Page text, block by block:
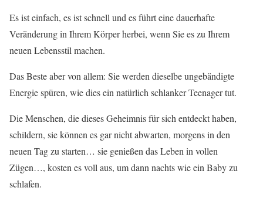
Es ist einfach, es ist schnell und es führt eine dauerhafte
Veränderung in Ihrem Körper herbei, wenn Sie es zu Ihrem
neuen Lebensstil machen.
Das Beste aber von allem: Sie werden dieselbe ungebändigte
Energie spüren, wie dies ein natürlich schlanker Teenager tut.
Die Menschen, die dieses Geheimnis für sich entdeckt haben,
schildern, sie können es gar nicht abwarten, morgens in den
neuen Tag zu starten… sie genießen das Leben in vollen
Zügen…, kosten es voll aus, um dann nachts wie ein Baby zu
schlafen.